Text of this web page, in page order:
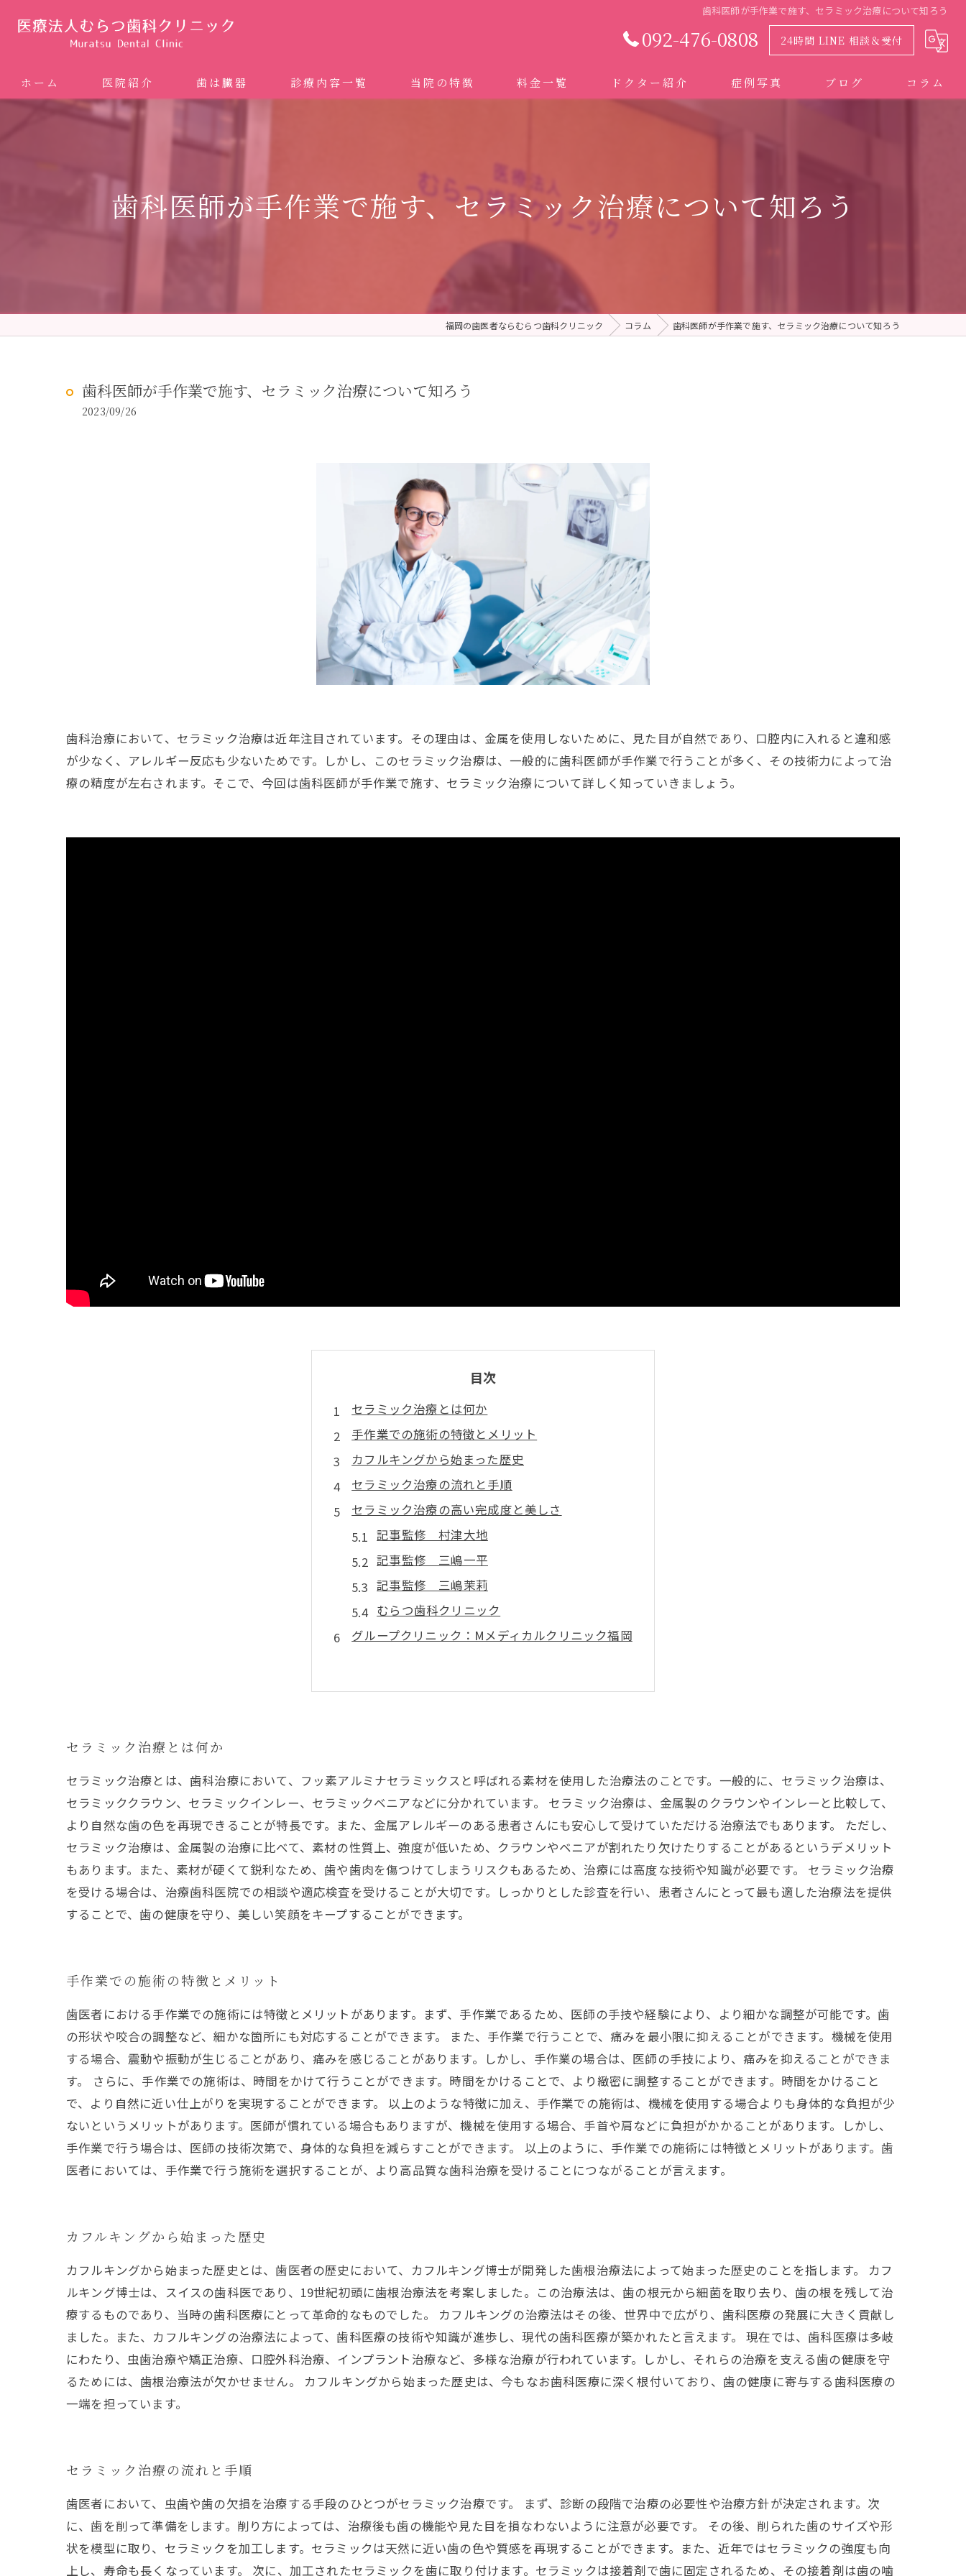
歯科医師が手作業で施す、セラミック治療について知ろう
092-476-0808 24時間 LINE 相談＆受付
ホーム 医院紹介 歯は臓器 診療内容一覧
矯正歯科 (インビザライン、マウスピース矯正）
ホワイトニング
予防歯科 (メンテナンス)
当院の特徴
ドクターむらつのワンライン歯臓ブラシ
料金一覧 ドクター紹介 症例写真 ブログ コラム
歯科医師が手作業で施す、セラミック治療について知ろう
福岡の歯医者ならむらつ歯科クリニック コラム 歯科医師が手作業で施す、セラミック治療について知ろう
歯科医師が手作業で施す、セラミック治療について知ろう
2023/09/26
歯科治療において、セラミック治療は近年注目されています。その理由は、金属を使用しないために、見た目が自然であり、口腔内に入れると違和感
が少なく、アレルギー反応も少ないためです。しかし、このセラミック治療は、一般的に歯科医師が手作業で行うことが多く、その技術力によって治
療の精度が左右されます。そこで、今回は歯科医師が手作業で施す、セラミック治療について詳しく知っていきましょう。
目次
セラミック治療とは何か
手作業での施術の特徴とメリット
カフルキングから始まった歴史
セラミック治療の流れと手順
セラミック治療の高い完成度と美しさ
記事監修 村津大地
記事監修 三嶋一平
記事監修 三嶋茉莉
むらつ歯科クリニック
グループクリニック：Mメディカルクリニック福岡
セラミック治療とは何か
セラミック治療とは、歯科治療において、フッ素アルミナセラミックスと呼ばれる素材を使用した治療法のことです。一般的に、セラミック治療は、
セラミッククラウン、セラミックインレー、セラミックベニアなどに分かれています。 セラミック治療は、金属製のクラウンやインレーと比較して、
より自然な歯の色を再現できることが特長です。また、金属アレルギーのある患者さんにも安心して受けていただける治療法でもあります。 ただし、
セラミック治療は、金属製の治療に比べて、素材の性質上、強度が低いため、クラウンやベニアが割れたり欠けたりすることがあるというデメリット
もあります。また、素材が硬くて鋭利なため、歯や歯肉を傷つけてしまうリスクもあるため、治療には高度な技術や知識が必要です。 セラミック治療
を受ける場合は、治療歯科医院での相談や適応検査を受けることが大切です。しっかりとした診査を行い、患者さんにとって最も適した治療法を提供
することで、歯の健康を守り、美しい笑顔をキープすることができます。
手作業での施術の特徴とメリット
歯医者における手作業での施術には特徴とメリットがあります。まず、手作業であるため、医師の手技や経験により、より細かな調整が可能です。歯
の形状や咬合の調整など、細かな箇所にも対応することができます。 また、手作業で行うことで、痛みを最小限に抑えることができます。機械を使用
する場合、震動や振動が生じることがあり、痛みを感じることがあります。しかし、手作業の場合は、医師の手技により、痛みを抑えることができま
す。 さらに、手作業での施術は、時間をかけて行うことができます。時間をかけることで、より緻密に調整することができます。時間をかけること
で、より自然に近い仕上がりを実現することができます。 以上のような特徴に加え、手作業での施術は、機械を使用する場合よりも身体的な負担が少
ないというメリットがあります。医師が慣れている場合もありますが、機械を使用する場合、手首や肩などに負担がかかることがあります。しかし、
手作業で行う場合は、医師の技術次第で、身体的な負担を減らすことができます。 以上のように、手作業での施術には特徴とメリットがあります。歯
医者においては、手作業で行う施術を選択することが、より高品質な歯科治療を受けることにつながることが言えます。
カフルキングから始まった歴史
カフルキングから始まった歴史とは、歯医者の歴史において、カフルキング博士が開発した歯根治療法によって始まった歴史のことを指します。 カフ
ルキング博士は、スイスの歯科医であり、19世紀初頭に歯根治療法を考案しました。この治療法は、歯の根元から細菌を取り去り、歯の根を残して治
療するものであり、当時の歯科医療にとって革命的なものでした。 カフルキングの治療法はその後、世界中で広がり、歯科医療の発展に大きく貢献し
ました。また、カフルキングの治療法によって、歯科医療の技術や知識が進歩し、現代の歯科医療が築かれたと言えます。 現在では、歯科医療は多岐
にわたり、虫歯治療や矯正治療、口腔外科治療、インプラント治療など、多様な治療が行われています。しかし、それらの治療を支える歯の健康を守
るためには、歯根治療法が欠かせません。 カフルキングから始まった歴史は、今もなお歯科医療に深く根付いており、歯の健康に寄与する歯科医療の
一端を担っています。
セラミック治療の流れと手順
歯医者において、虫歯や歯の欠損を治療する手段のひとつがセラミック治療です。 まず、診断の段階で治療の必要性や治療方針が決定されます。次
に、歯を削って準備をします。削り方によっては、治療後も歯の機能や見た目を損なわないように注意が必要です。 その後、削られた歯のサイズや形
状を模型に取り、セラミックを加工します。セラミックは天然に近い歯の色や質感を再現することができます。また、近年ではセラミックの強度も向
上し、寿命も長くなっています。 次に、加工されたセラミックを歯に取り付けます。セラミックは接着剤で歯に固定されるため、その接着剤は歯の噛